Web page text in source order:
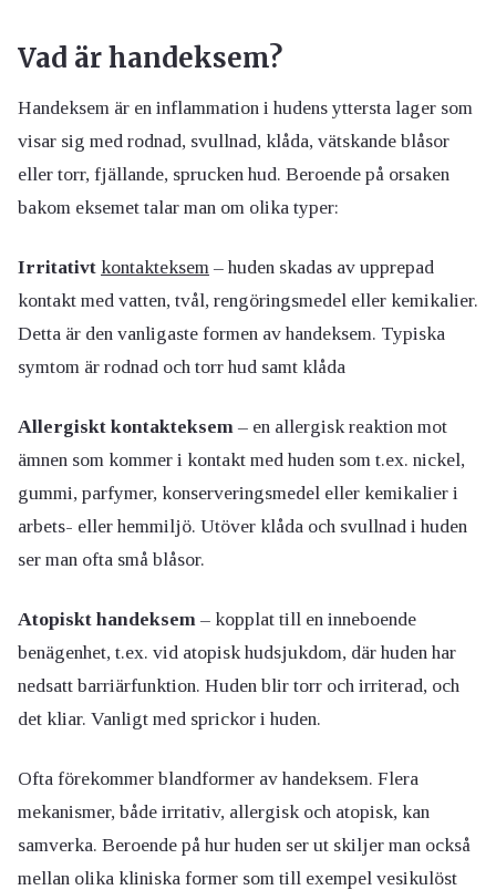
Vad är handeksem?
Handeksem är en inflammation i hudens yttersta lager som
visar sig med rodnad, svullnad, klåda, vätskande blåsor
eller torr, fjällande, sprucken hud. Beroende på orsaken
bakom eksemet talar man om olika typer:
Irritativt kontakteksem – huden skadas av upprepad
kontakt med vatten, tvål, rengöringsmedel eller kemikalier.
Detta är den vanligaste formen av handeksem. Typiska
symtom är rodnad och torr hud samt klåda
Allergiskt kontakteksem – en allergisk reaktion mot
ämnen som kommer i kontakt med huden som t.ex. nickel,
gummi, parfymer, konserveringsmedel eller kemikalier i
arbets- eller hemmiljö. Utöver klåda och svullnad i huden
ser man ofta små blåsor.
Atopiskt handeksem – kopplat till en inneboende
benägenhet, t.ex. vid atopisk hudsjukdom, där huden har
nedsatt barriärfunktion. Huden blir torr och irriterad, och
det kliar. Vanligt med sprickor i huden.
Ofta förekommer blandformer av handeksem. Flera
mekanismer, både irritativ, allergisk och atopisk, kan
samverka. Beroende på hur huden ser ut skiljer man också
mellan olika kliniska former som till exempel vesikulöst